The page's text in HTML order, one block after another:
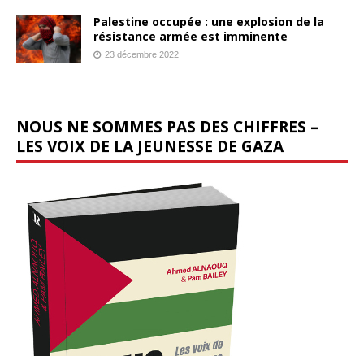
Palestine occupée : une explosion de la
résistance armée est imminente
23 décembre 2022
NOUS NE SOMMES PAS DES CHIFFRES –
LES VOIX DE LA JEUNESSE DE GAZA